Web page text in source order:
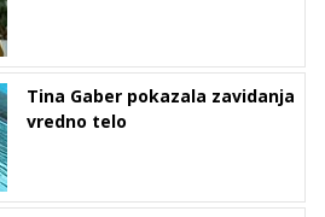
Tina Gaber pokazala zavidanja
vredno telo